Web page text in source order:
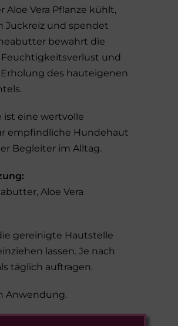
Aloe Vera Pflanze kühlt,
Juckreiz und spendet
bewahrt die
und
des hauteigenen
ist eine wertvolle
empfindliche Hundehaut
Begleiter im Alltag.
Aloe Vera
gereinigte Hautstelle
lassen. Je nach
täglich auftragen.
Anwendung.